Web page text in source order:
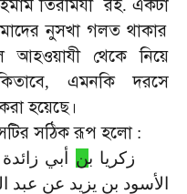
ইমাম তিরমিযী রহ. একটা
নুসখা গলত থাকার
আহওয়াযী থেকে
নিয়ে
,এমনকি
দরসে
হয়েছে।
সঠিক রূপ হলো:
زكريا بن أبي
الأسود بن يزيد عن عبد